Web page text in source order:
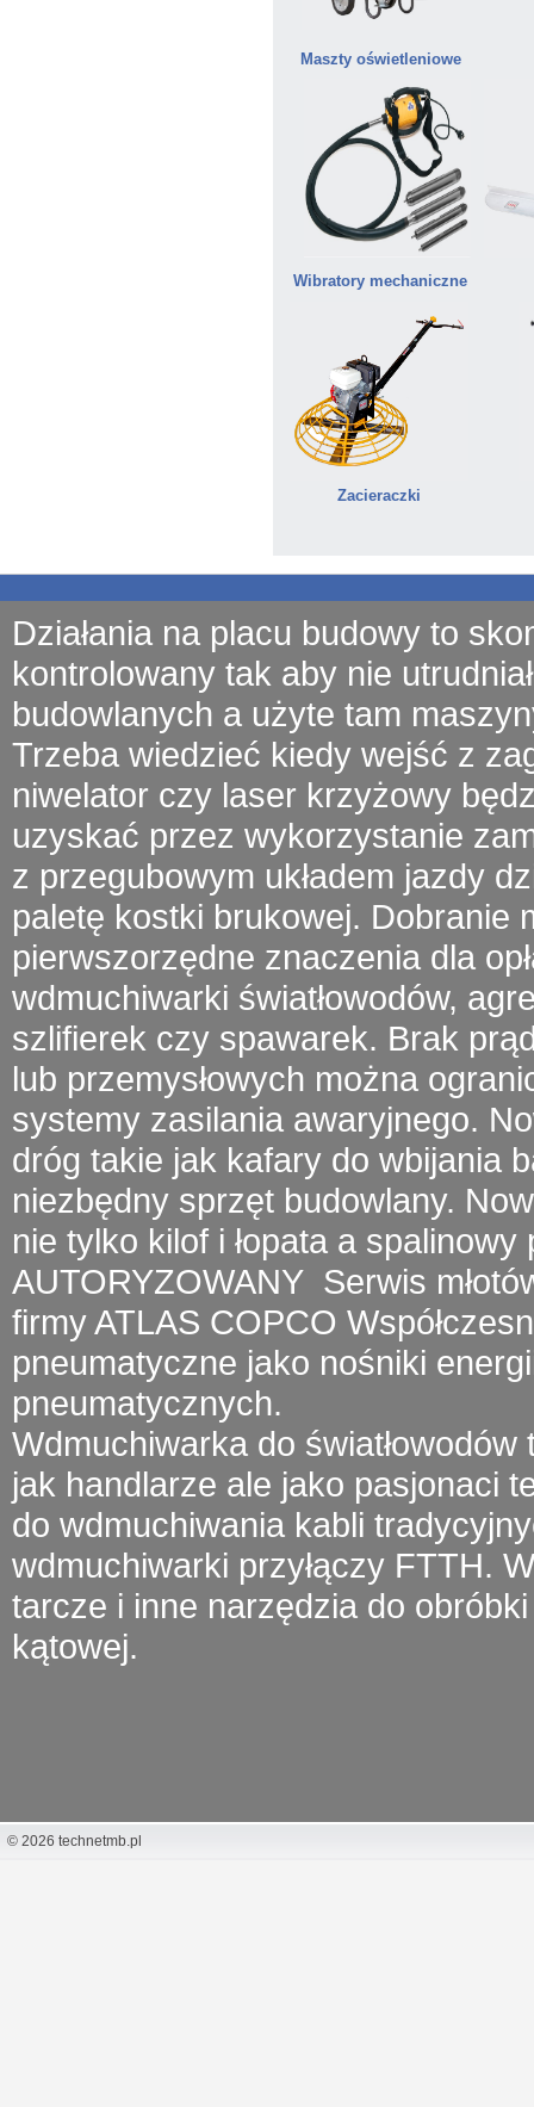
Maszty oświetleniowe
Wibratory mechaniczne
Zacieraczki
Działania na placu budowy to
kontrolowany tak aby nie
budowlanych a użyte tam
Trzeba wiedzieć kiedy wejść z
niwelator czy laser krzyżowy
uzyskać przez wykorzystanie
z przegubowym układem jazdy
paletę kostki brukowej. Dobranie
pierwszorzędne znaczenia dla
wdmuchiwarki światłowodów,
szlifierek czy spawarek. Brak
lub przemysłowych można
systemy zasilania awaryjnego.
dróg takie jak kafary do wbijania
niezbędny sprzęt budowlany.
nie tylko kilof i łopata a spalinowy
AUTORYZOWANY Serwis
firmyATLAS COPCO
pneumatyczne jako nośniki
pneumatycznych.
Wdmuchiwarka do światłowodów
jak handlarze ale jako pasjonaci
do wdmuchiwania kabli
wdmuchiwarki przyłączy FTTH.
tarcze i inne narzędzia do
kątowej.
© 2026 technetmb.pl